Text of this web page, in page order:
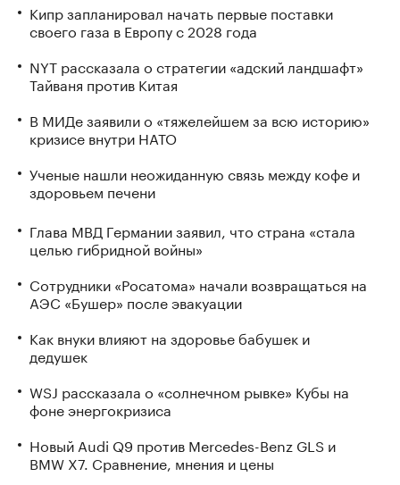
Кипр запланировал начать первые поставки
своего газа в Европу с 2028 года
NYT рассказала о стратегии «адский ландшафт»
Тайваня против Китая
В МИДе заявили о «тяжелейшем за всю историю»
кризисе внутри НАТО
Ученые нашли неожиданную связь между кофе и
здоровьем печени
Глава МВД Германии заявил, что страна «стала
целью гибридной войны»
Сотрудники «Росатома» начали возвращаться на
АЭС «Бушер» после эвакуации
Как внуки влияют на здоровье бабушек и
дедушек
WSJ рассказала о «солнечном рывке» Кубы на
фоне энергокризиса
Новый Audi Q9 против Mercedes-Benz GLS и
BMW X7. Сравнение, мнения и цены